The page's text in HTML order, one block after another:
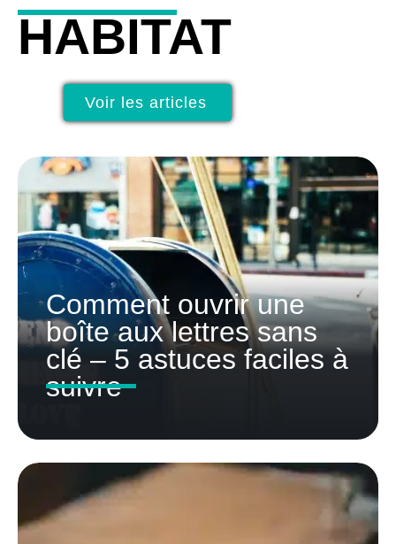
HABITAT
Voir les articles
Comment ouvrir une
boîte aux lettres sans
clé – 5 astuces faciles à
suivre